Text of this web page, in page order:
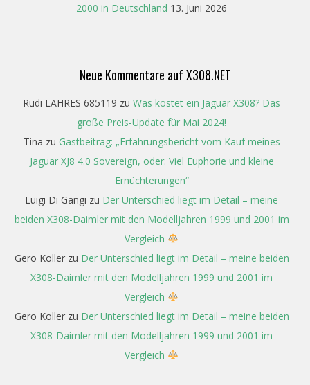
2000 in Deutschland 13. Juni 2026
Neue Kommentare auf X308.NET
Rudi LAHRES 685119 zu Was kostet ein Jaguar X308? Das
große Preis-Update für Mai 2024!
Tina zu Gastbeitrag: „Erfahrungsbericht vom Kauf meines
Jaguar XJ8 4.0 Sovereign, oder: Viel Euphorie und kleine
Ernüchterungen“
Luigi Di Gangi zu Der Unterschied liegt im Detail – meine
beiden X308-Daimler mit den Modelljahren 1999 und 2001 im
Vergleich
Gero Kollerzu Der Unterschied liegt im Detail – meine beiden
X308-Daimler mit den Modelljahren 1999 und 2001 im
Vergleich
Gero Kollerzu Der Unterschied liegt im Detail – meine beiden
X308-Daimler mit den Modelljahren 1999 und 2001 im
Vergleich